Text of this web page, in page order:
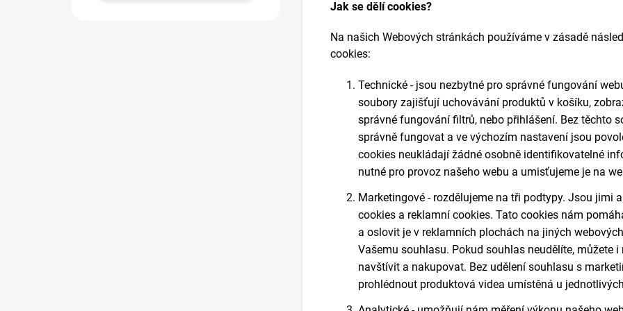
Jak se dělí cookies?
Na našich Webových stránkách používáme v zásadě
cookies:
Technické - jsou nezbytné pro správné fungování
soubory zajišťují uchovávání produktů v košíku,
správné fungování filtrů, nebo přihlášení. Bez těchto
správně fungovat a ve výchozím nastavení jsou
cookies neukládají žádné osobně identifikovatelné
nutné pro provoz našeho webu a umisťujeme je na
Marketingové - rozdělujeme na tři podtypy. Jsou jimi
cookies a reklamní cookies. Tato cookies nám
a oslovit je v reklamních plochách na jiných
Vašemu souhlasu. Pokud souhlas neudělíte, můžete
navštívit a nakupovat. Bez udělení souhlasu s
prohlédnout produktová videa umístěná u